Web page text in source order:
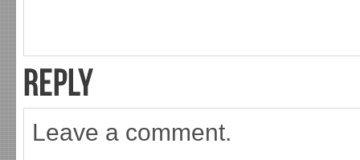
Leave a comment.